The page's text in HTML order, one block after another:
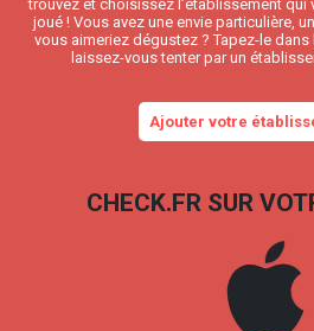
trouvez et choisissez l’établissement qui
joué ! Vous avez une envie particulière,
vous aimeriez dégustez ? Tapez-le dans
laissez-vous tenter par un
Ajouter votre
CHECK.FR SUR